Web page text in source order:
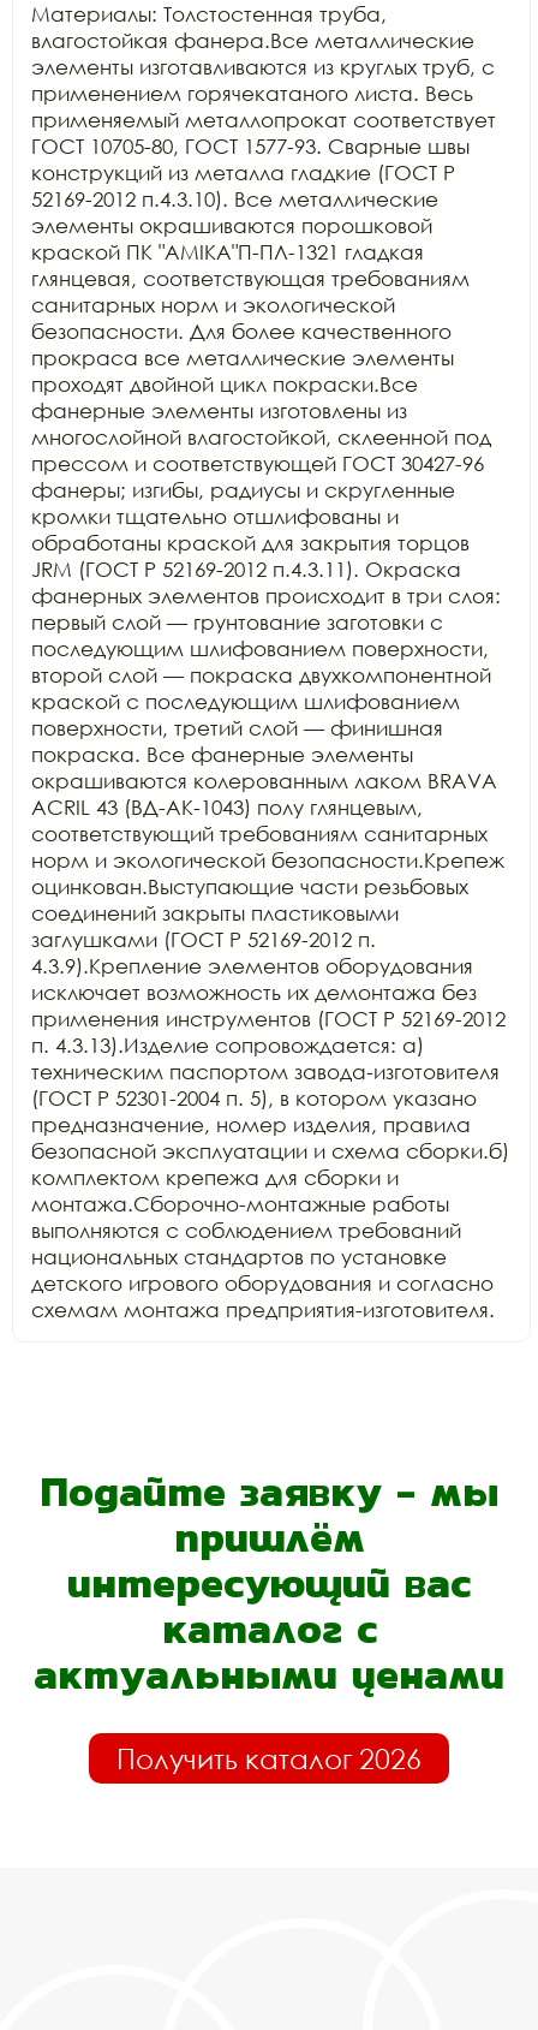
Материалы: Толстостенная труба,
влагостойкая фанера.Все металлические
элементы изготавливаются из круглых труб, с
применением горячекатаного листа. Весь
применяемый металлопрокат соответствует
ГОСТ 10705-80, ГОСТ 1577-93. Сварные швы
конструкций из металла гладкие (ГОСТ Р
52169-2012 п.4.3.10). Все металлические
элементы окрашиваются порошковой
краской ПК "АМIKA"П-ПЛ-1321 гладкая
глянцевая, соответствующая требованиям
санитарных норм и экологической
безопасности. Для более качественного
прокраса все металлические элементы
проходят двойной цикл покраски.Все
фанерные элементы изготовлены из
многослойной влагостойкой, склеенной под
прессом и соответствующей ГОСТ 30427-96
фанеры; изгибы, радиусы и скругленные
кромки тщательно отшлифованы и
обработаны краской для закрытия торцов
JRM (ГОСТ Р 52169-2012 п.4.3.11). Окраска
фанерных элементов происходит в три слоя:
первый слой — грунтование заготовки с
последующим шлифованием поверхности,
второй слой — покраска двухкомпонентной
краской с последующим шлифованием
поверхности, третий слой — финишная
покраска. Все фанерные элементы
окрашиваются колерованным лаком BRAVA
ACRIL 43 (ВД-АК-1043) полу глянцевым,
соответствующий требованиям санитарных
норм и экологической безопасности.Крепеж
оцинкован.Выступающие части резьбовых
соединений закрыты пластиковыми
заглушками (ГОСТ Р 52169-2012 п.
4.3.9).Крепление элементов оборудования
исключает возможность их демонтажа без
применения инструментов (ГОСТ Р 52169-2012
п. 4.3.13).Изделие сопровождается: а)
техническим паспортом завода-изготовителя
(ГОСТ Р 52301-2004 п. 5), в котором указано
предназначение, номер изделия, правила
безопасной эксплуатации и схема сборки.б)
комплектом крепежа для сборки и
монтажа.Сборочно-монтажные работы
выполняются с соблюдением требований
национальных стандартов по установке
детского игрового оборудования и согласно
схемам монтажа предприятия-изготовителя.
Подайте заявку - мы
пришлём
интересующий вас
каталог с
актуальными ценами
Получить каталог 2026